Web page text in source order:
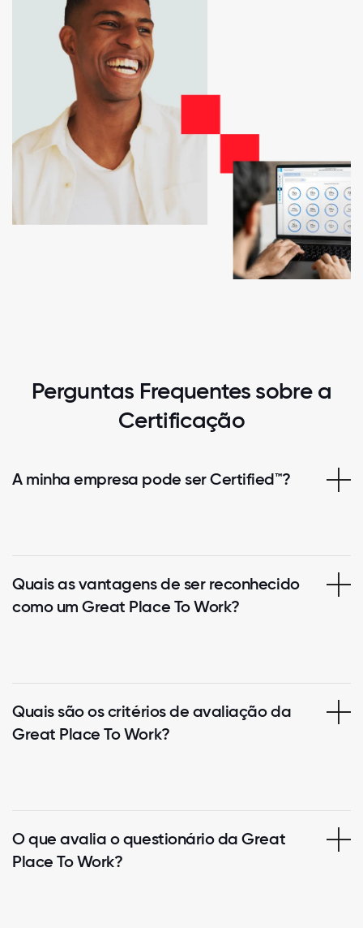
Perguntas Frequentes sobre a
Certificação
A minha empresa pode ser Certified™?
Quais as vantagens de ser reconhecido
como um Great Place To Work?
Quais são os critérios de avaliação da
Great Place To Work?
O que avalia o questionário da Great
Place To Work?